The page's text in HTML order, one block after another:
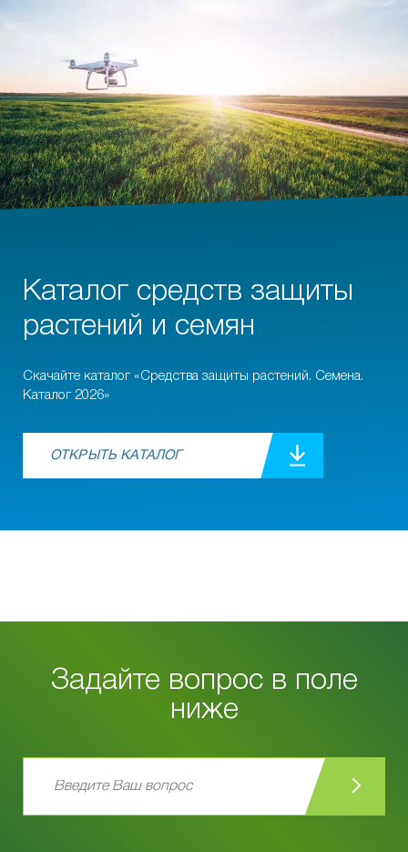
Каталог средств защиты
растений и семян
Скачайте каталог «Средства защиты растений. Семена.
Каталог 2026»
ОТКРЫТЬ КАТАЛОГ
Задайте вопрос в поле
ниже